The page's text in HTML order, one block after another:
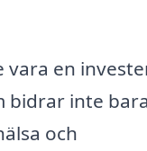
vara en
bidrar inte
och